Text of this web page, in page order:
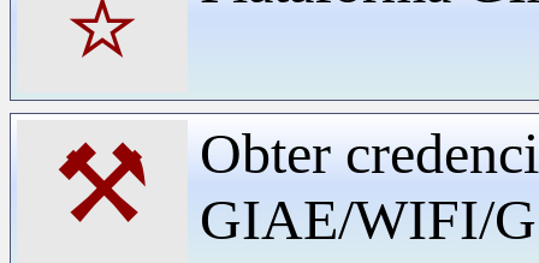
⭐
⚒
Obter
GIAE/WIFI/